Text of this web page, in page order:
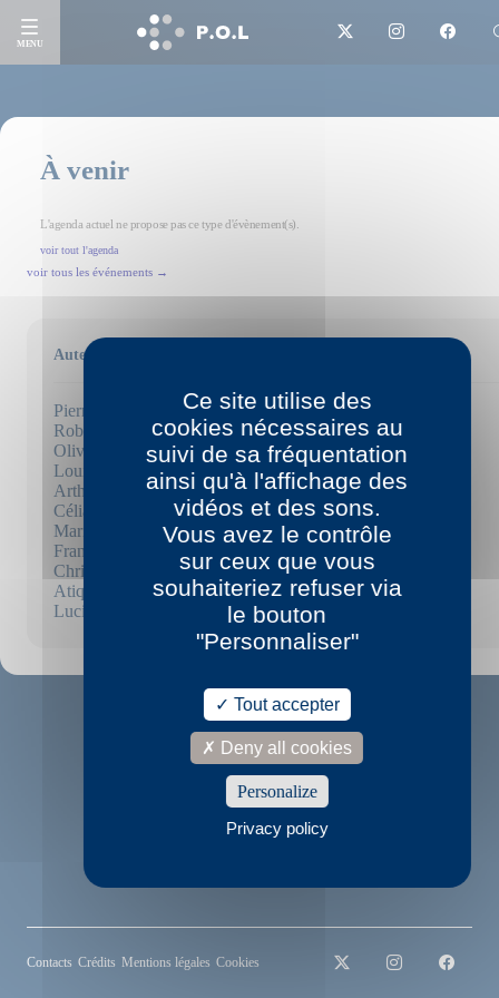
MENU
À venir
L'agenda actuel ne propose pas ce type d'évènement(s).
voir tout l'agenda
voir tous les événements →
Auteurs
Pierric Bailly
Robert Bober
Olivier Brossard
Louise Chennevière
Arthur Dreyfus
Célia Houdart
Marielle Hubert
Franck Mignot
Christine Montalbetti
Atiq Rahimi
Lucie Rico
Contacts Crédits Mentions légales Cookies
Ce site utilise des
cookies nécessaires au
suivi de sa fréquentation
ainsi qu'à l'affichage des
vidéos et des sons.
Vous avez le contrôle
sur ceux que vous
souhaiteriez refuser via
le bouton
"Personnaliser"
Tout accepter
Deny all cookies
Personalize
Privacy policy